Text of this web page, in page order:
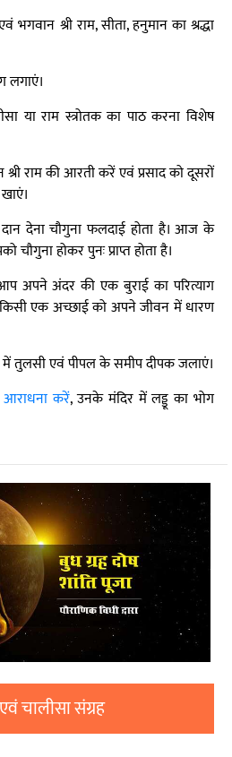
भगवान श्री राम, सीता, हनुमान का श्रद्धा
लगाएं।
या राम स्त्रोतक का पाठ करना विशेष
राम की आरती करें एवं प्रसाद को दूसरों
देना चौगुना फलदाई होता है। आज के
चौगुना होकर पुनः प्राप्त होता है।
अपने अंदर की एक बुराई का परित्याग
किसी एक अच्छाई को अपने जीवन में धारण
तुलसी एवं पीपल के समीप दीपक जलाएं।
आराधना करें, उनके मंदिर में लड्डू का भोग
चालीसा संग्रह